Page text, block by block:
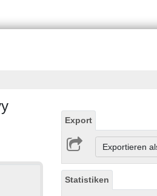
Export
Exportieren
Statistiken